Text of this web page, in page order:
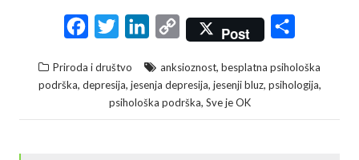
c
b
i
t
t
n
k
e
C
p
y
L
Post
a
e
Priroda i društvo anksioznost, besplatna psihološka
podrška, depresija, jesenja depresija, jesenji bluz, psihologija,
psihološka podrška, Sve je OK